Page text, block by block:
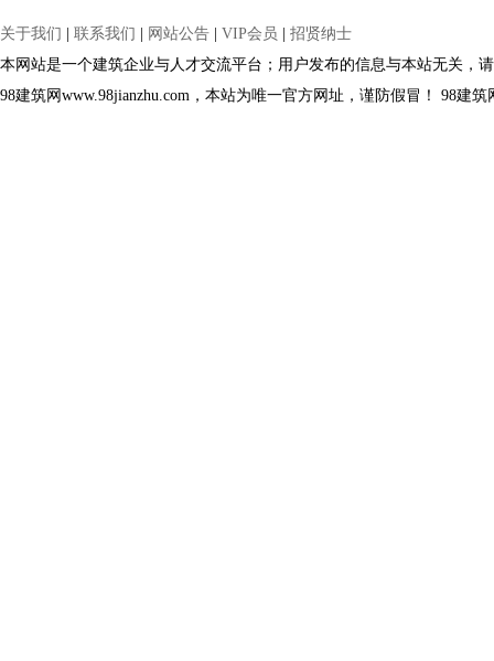
关于我们 联系我们 网站公告 VIP会员
招贤纳士
本网站是一个建筑企业与人才交流平台；用户发布的信息与本站无关，
98建筑网www.98jianzhu.com，本站为唯一官方网址，谨防假冒！ 98建